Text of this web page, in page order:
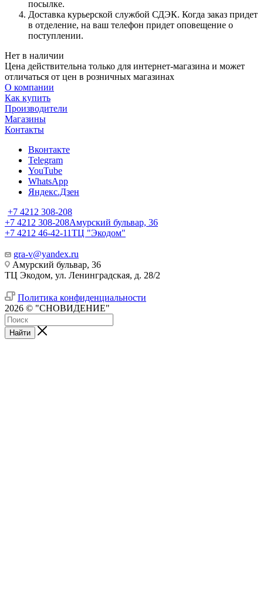
посылке.
Доставка курьерской службой СДЭК. Когда заказ придет
в отделение, на ваш телефон придет оповещение о
поступлении.
Нет в наличии
Цена действительна только для интернет-магазина и может
отличаться от цен в розничных магазинах
О компании
Как купить
Производители
Магазины
Контакты
Вконтакте
Telegram
YouTube
WhatsApp
Яндекс.Дзен
+7 4212 308-208
+7 4212 308-208Амурский бульвар, 36
+7 4212 46-42-11ТЦ "Экодом"
gra-v@yandex.ru
Амурский бульвар, 36
ТЦ Экодом, ул. Ленинградская, д. 28/2
Политика конфиденциальности
2026 © "СНОВИДЕНИЕ"
Найти